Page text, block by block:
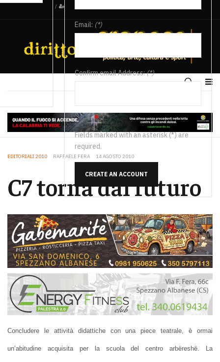
/
Email: (*)
Confirm email Address:(*)
Fields marked with an asterisk (*) are
required.
CREATE AN ACCOUNT
EDITORIALI 2010 RAFFAELE FERA 14 AGOSTO 2010
C7 torna dal futuro
Concludere le attività didattiche con una piece teatrale, è ormai
un’abitudine acquisita per la scuola del centro arbëreshë. La